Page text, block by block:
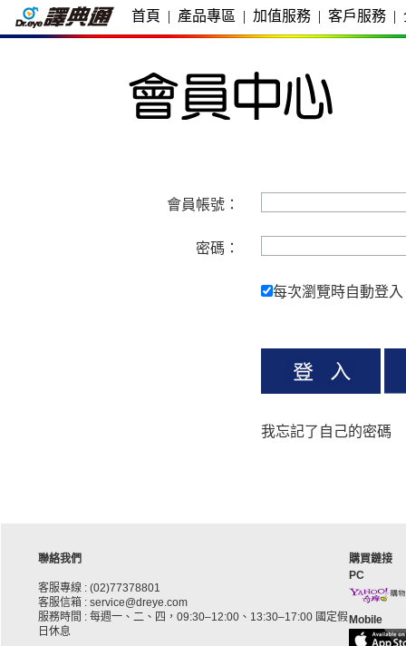
首頁 | 產品專區 | 加值服務 | 客戶服務 |
會員帳號：
密碼：
每次瀏覽時自動登入
我忘記了自己的密碼
聯絡我們
客服專線 : (02)77378801
客服信箱 : service@dreye.com
服務時間 : 每週一、二、四，09:30–12:00、13:30–17:00 國定假
日休息
購買鏈接
PC
Mobile